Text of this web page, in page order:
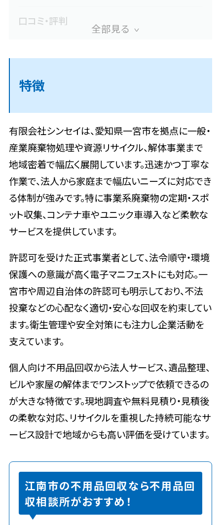
口コミ・評判
選ぶのが大変なら不用品回収相談所への相
談が便利
特徴
有限会社シンセイは、愛知県一宮市を拠点に一般・
産業廃棄物処理や資源リサイクル、解体事業まで
地域密着で幅広く展開しています。迅速かつ丁寧な
作業で、法人から家庭まで幅広いニーズに対応でき
る体制が強みです。特に事業系廃棄物の定期・スポ
ット収集、コンテナ車やユニック車導入など柔軟な
サービスを提供しています。
許認可を受けた正式事業者として、法令順守・環境
保護への意識が高く電子マニフェストにも対応。一
宮市や周辺自治体の許認可も明示しており、不法
投棄などの心配なく適切・安心な回収を約束してい
ます。衛生管理や安全対策にも注力し企業活動を
支えています。
個人向け不用品回収から法人サービス、遺品整理、
ビルや家屋の解体までワンストップで依頼できるの
が大きな特徴です。現地調査や無料見積り・見積後
の柔軟な対応、リサイクルを重視した持続可能なサ
ービス設計で地域からも高い評価を受けています。
江南市の不用品回収なら不用品回
収相談所がおすすめ！